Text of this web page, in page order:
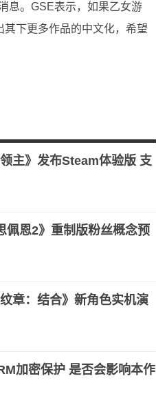
息。GSE表示，如果乙女游
下更多作品的中文化，希望
主》发布Steam体验版 支
佩恩2》重制版粉丝概念预
章：结合》新角色实机演
加密保护 是否会影响本作